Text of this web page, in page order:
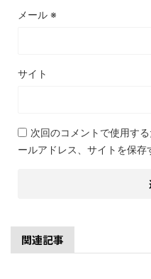
メール ※
サイト
次回のコメントで使用す
ールアドレス、サイトを保存
関連記事